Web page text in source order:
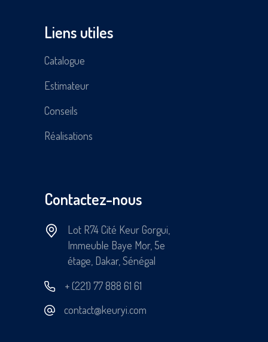
Liens utiles
Catalogue
Estimateur
Conseils
Réalisations
Contactez-nous
Lot R74 Cité Keur Gorgui,
Immeuble Baye Mor, 5e
étage, Dakar, Sénégal
+ (221) 77 888 61 61
contact@keuryi.com